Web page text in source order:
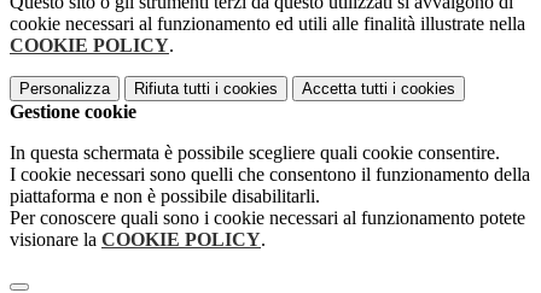
cookie necessari al funzionamento ed utili alle finalità illustrate nella
COOKIE POLICY.
Personalizza Rifiuta tutti i cookies Accetta tutti i cookies
Gestione cookie
In questa schermata è possibile scegliere quali cookie consentire.
I cookie necessari sono quelli che consentono il funzionamento della
piattaforma e non è possibile disabilitarli.
Per conoscere quali sono i cookie necessari al funzionamento potete
visionare la COOKIE POLICY.